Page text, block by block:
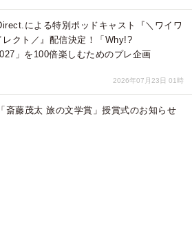
による特別ポッドキャスト『＼ワイワ
レクト／』配信決定！「Why!?
」を100倍楽しむためのプレ企画
2026年07月23日 01時
斎藤茂太 旅の文学賞」授賞式のお知らせ